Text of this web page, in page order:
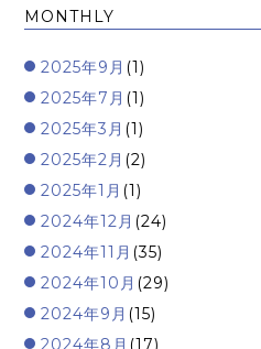
MONTHLY
2025年9月 (1)
2025年7月 (1)
2025年3月 (1)
2025年2月 (2)
2025年1月 (1)
2024年12月 (24)
2024年11月 (35)
2024年10月 (29)
2024年9月 (15)
2024年8月 (17)